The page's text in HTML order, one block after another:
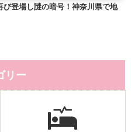
登場し謎の暗号！神奈川県で地
リー